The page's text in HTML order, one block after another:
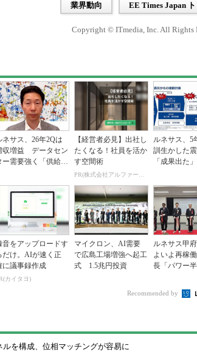
業界動向 EE Times Japan
Copyright © ITmedia, Inc. All Rights
ネサス、26年2Qは
収増益 データセン
ー需要強く「供給は
【経営者必見】出社し
たくなる！社員を活か
す空間術
PR(株式会社アルファーテクノ)
ルネサス、5
訓生かした
「成果出た」
音をアップロードす
だけ。AIが速く正
に議事録作成
カイタヨ)
マイクロン、AI需要
で広島工場増強へ起工
式 1.5兆円投資
ルネサス甲
よいよ再稼
長「パワー
Recommended by
を構成、位相マッチングが容易に